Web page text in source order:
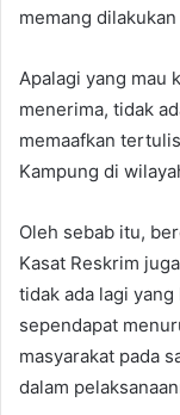
memang
Apalagi yang mau
menerima, tidak
memaafkan
Kampung di
Oleh sebab itu,
Kasat Reskrim
tidak ada lagi
sependapat
masyarakat pada
dalam